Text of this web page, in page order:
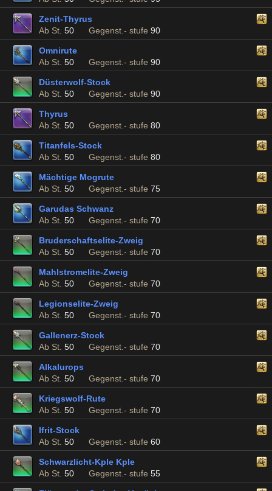
Zenit-Thyrus
Ab St. 50 Gegenst.- stufe 90
Omnirute
Ab St. 50 Gegenst.- stufe 90
Düsterwolf-Stock
Ab St. 50 Gegenst.- stufe 90
Thyrus
Ab St. 50 Gegenst.- stufe 80
Titanfels-Stock
Ab St. 50 Gegenst.- stufe 80
Mächtige Mogrute
Ab St. 50 Gegenst.- stufe 75
Garudas Schwanz
Ab St. 50 Gegenst.- stufe 70
Bruderschaftselite-Zweig
Ab St. 50 Gegenst.- stufe 70
Mahlstromelite-Zweig
Ab St. 50 Gegenst.- stufe 70
Legionselite-Zweig
Ab St. 50 Gegenst.- stufe 70
Gallenerz-Stock
Ab St. 50 Gegenst.- stufe 70
Alkalurops
Ab St. 50 Gegenst.- stufe 70
Kriegswolf-Rute
Ab St. 50 Gegenst.- stufe 70
Ifrit-Stock
Ab St. 50 Gegenst.- stufe 60
Schwarzlicht-Kple Kple
Ab St. 50 Gegenst.- stufe 55